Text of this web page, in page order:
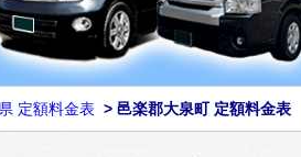
定額料金表 > 邑楽郡大泉町 定額料金表